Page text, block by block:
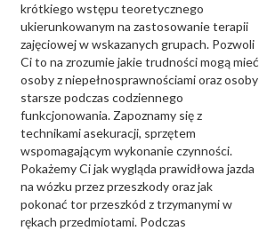
krótkiego wstępu teoretycznego
ukierunkowanym na zastosowanie terapii
zajęciowej w wskazanych grupach. Pozwoli
Ci to na zrozumie jakie trudności mogą mieć
osoby z niepełnosprawnościami oraz osoby
starsze podczas codziennego
funkcjonowania. Zapoznamy się z
technikami asekuracji, sprzętem
wspomagającym wykonanie czynności.
Pokażemy Ci jak wygląda prawidłowa jazda
na wózku przez przeszkody oraz jak
pokonać tor przeszkód z trzymanymi w
rękach przedmiotami. Podczas